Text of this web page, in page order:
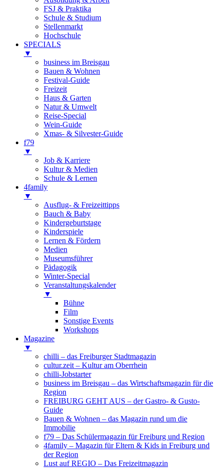
FSJ & Praktika
Schule & Studium
Stellenmarkt
Hochschule
SPECIALS
▼
business im Breisgau
Bauen & Wohnen
Festival-Guide
Freizeit
Haus & Garten
Natur & Umwelt
Reise-Special
Wein-Guide
Xmas- & Silvester-Guide
f79
▼
Job & Karriere
Kultur & Medien
Schule & Lernen
4family
▼
Ausflug- & Freizeittipps
Bauch & Baby
Kindergeburtstage
Kinderspiele
Lernen & Fördern
Medien
Museumsführer
Pädagogik
Winter-Special
Veranstaltungskalender
▼
Bühne
Film
Sonstige Events
Workshops
Magazine
▼
chilli – das Freiburger Stadtmagazin
cultur.zeit – Kultur am Oberrhein
chilli-Jobstarter
business im Breisgau – das Wirtschaftsmagazin für die
Region
FREIBURG GEHT AUS – der Gastro- & Gusto-
Guide
Bauen & Wohnen – das Magazin rund um die
Immobilie
f79 – Das Schülermagazin für Freiburg und Region
4family – Magazin für Eltern & Kids in Freiburg und
der Region
Lust auf REGIO – Das Freizeitmagazin